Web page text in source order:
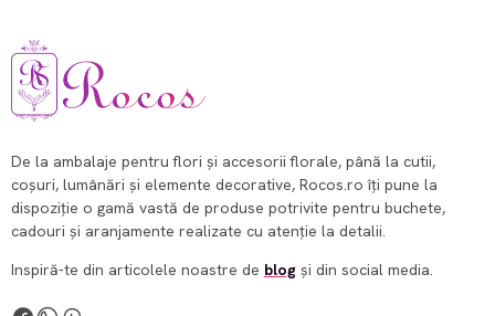
De la ambalaje pentru flori și accesorii florale, până la cutii,
coșuri, lumânări și elemente decorative, Rocos.ro îți pune la
dispoziție o gamă vastă de produse potrivite pentru buchete,
cadouri și aranjamente realizate cu atenție la detalii.
Inspiră-te din articolele noastre de blog și din social media.